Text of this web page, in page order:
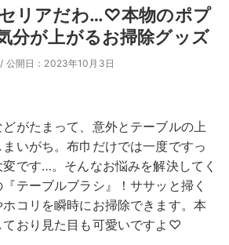
リアだわ…♡本物のポプ
分が上がるお掃除グッズ
/ 公開日：2023年10月3日
がたまって、意外とテーブルの上
いがち。布巾だけでは一度ですっ
です…。そんなお悩みを解決してく
テーブルブラシ』！ササッと掃く
コリを瞬時にお掃除できます。本
ており見た目も可愛いですよ♡